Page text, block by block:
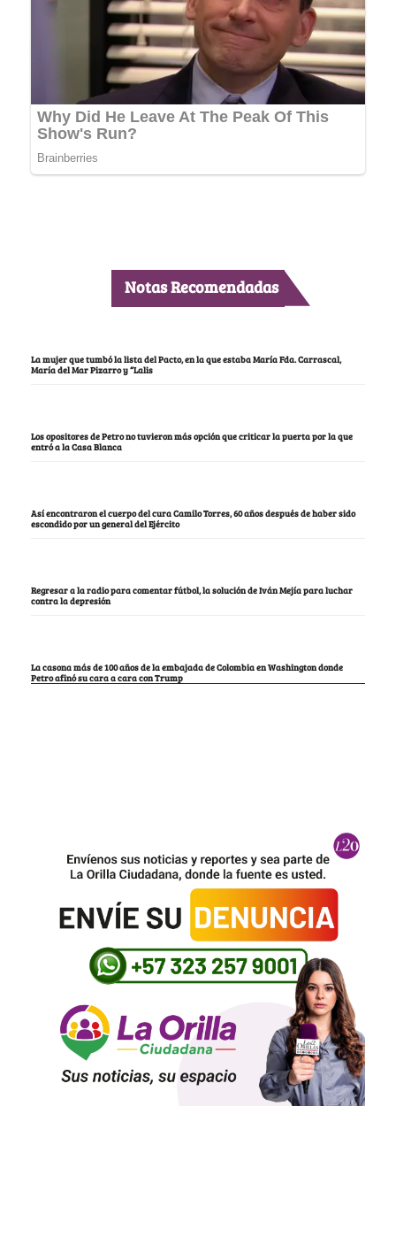
Notas Recomendadas
La mujer que tumbó la lista del Pacto, en la que estaba María Fda. Carrascal,
María del Mar Pizarro y “Lalis
Los opositores de Petro no tuvieron más opción que criticar la puerta por la que
entró a la Casa Blanca
Así encontraron el cuerpo del cura Camilo Torres, 60 años después de haber sido
escondido por un general del Ejército
Regresar a la radio para comentar fútbol, la solución de Iván Mejía para luchar
contra la depresión
La casona más de 100 años de la embajada de Colombia en Washington donde
Petro afinó su cara a cara con Trump